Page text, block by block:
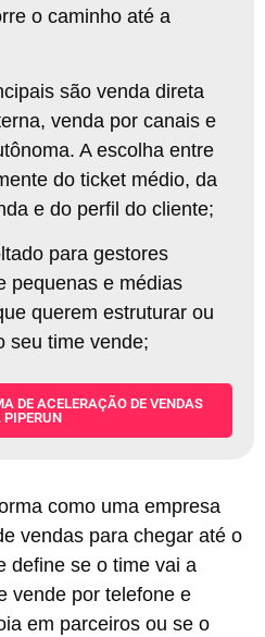
o caminho até a
são venda direta
venda por canais e
A escolha entre
do ticket médio, da
e do perfil do cliente;
para gestores
pequenas e médias
querem estruturar ou
seu time vende;
DE ACELERAÇÃO DE VENDAS
PIPERUN
como uma empresa
vendas para chegar até o
define se o time vai a
vende por telefone e
em parceiros ou se o